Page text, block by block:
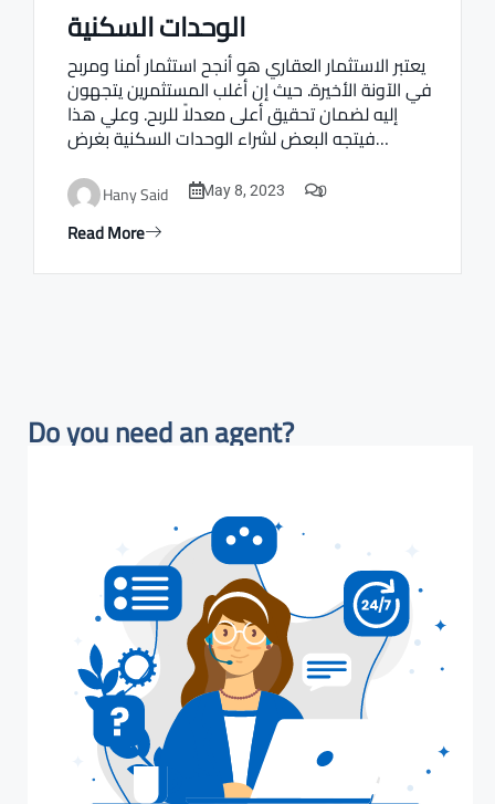
Real estate Estate ville
الوحدات السكنية
يعتبر الاستثمار العقاري هو أنجح استثمار أمنا ومربح
في الآونة الأخيرة. حيث إن أغلب المستثمرين يتجهون
إليه لضمان تحقيق أعلى معدلاً للربح. وعلي هذا
فيتجه البعض لشراء الوحدات السكنية بغرض…
Hany Said May 8, 2023 0
Read More
Do you need an agent?​